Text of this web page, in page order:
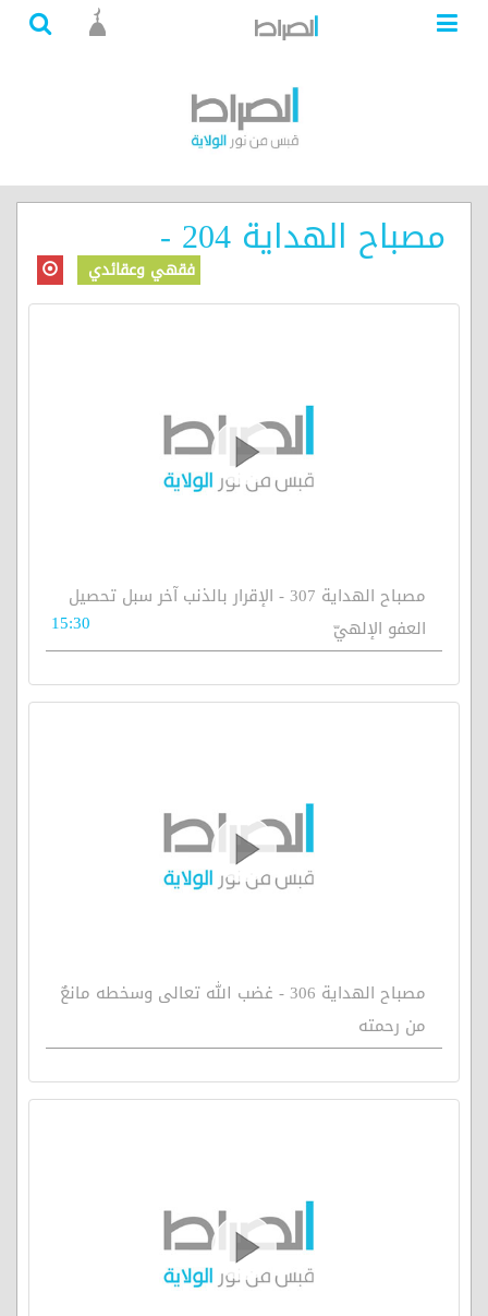
مصباح الهداية 204 -
فقهي وعقائدي
مصباح الهداية 307 - الإقرار بالذنب آخر سبل تحصيل
العفو الإلهيّ
15:30
مصباح الهداية 306 - غضب الله تعالى وسخطه مانعٌ
من رحمته